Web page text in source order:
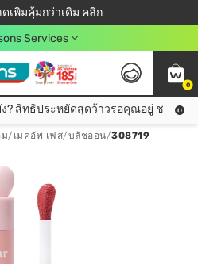
เพิ่มคุ้มกว่าเดิม คลิก
แรก ลดเพิ่มจุก ๆ 10%! 🎉
รี! เมื่อชอป 499฿
ตสัน คลับดียังไง?
Services
0
มีบัตรสมาชิกวัตสัน คลับรึยัง? สิทธิประหยัดสุดว้าวรอคุณอยู่ ชอปคุ้มกว่าเดิม คลิก!
? สิทธิประหยัดสุดว้าวรอคุณอยู่ ชอปคุ้มก
/ เมคอัพ เฟส/บลัชออน/308719